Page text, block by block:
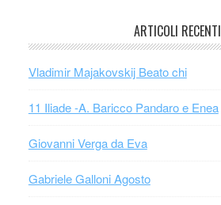
ARTICOLI RECENTI
Vladimir Majakovskij Beato chi
11 Iliade -A. Baricco Pandaro e Enea
Giovanni Verga da Eva
Gabriele Galloni Agosto